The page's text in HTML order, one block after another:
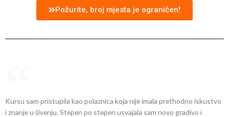
Požurite, broj mjesta je ograničen!
Kursu sam pristupila kao polaznica koja nije imala prethodno iskustvo
i znanje u šivenju. Stepen po stepen usvajala sam novo gradivo i